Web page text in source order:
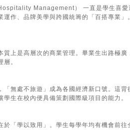
Management） 一直是學生喜愛
作、品牌美學與跨國統籌的「百搭專業」。
質上是高層次的商業管理。畢業生出路極
。
「無處不旅遊」成為各國經濟新口號。這
生在校內便具備策劃國際級項目的能力。
於「學以致用」。學生每學年均有機會前